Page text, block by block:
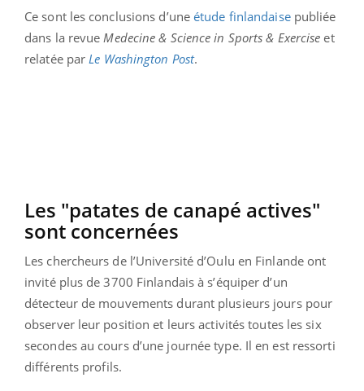
Ce sont les conclusions d’uneétude finlandaisepubliée
dans la revue Medecine & Science in Sports & Exercise et
relatée par Le Washington Post.
Les "patates de canapé actives"
sont concernées
Les chercheurs de l’Université d’Oulu en Finlande ont
invité plus de 3700 Finlandais à s’équiper d’un
détecteur de mouvements durant plusieurs jours pour
observer leur position et leurs activités toutes les six
secondes au cours d’une journée type. Il en est ressorti
différents profils.